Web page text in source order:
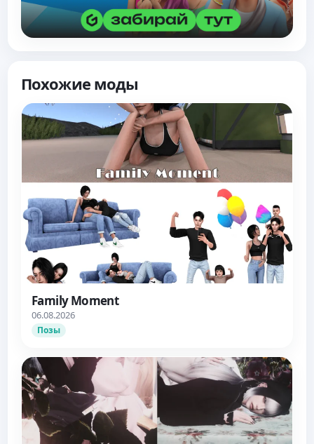
Похожие моды
Family Moment
06.08.2026
Позы